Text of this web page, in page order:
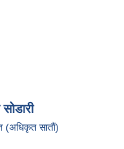
(अधिकृत साताैं)